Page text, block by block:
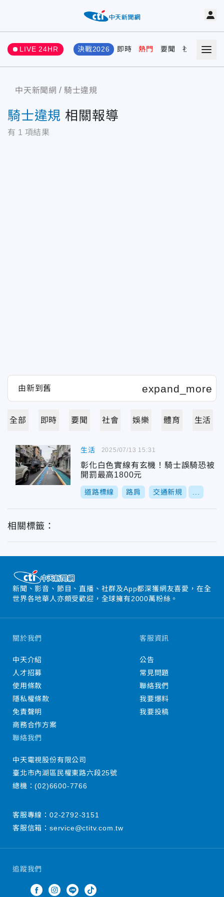
LIVE 24HR 決戰2026 即時 熱門 要聞 社會 娛樂
中天新聞網 騎士違規
騎士違規 相關報導
有 1 項結果
全部 即時 要聞 社會 娛樂 體育 生活
生活
彰化白色實線有玄機！騎士誤騎恐被
開罰最高1800元
道路標線 路肩 交通新規
2025/07/13 15:31
相關標籤：
新聞、影音、節目、直播、社群及App都深獲網友喜愛，在全
世界各地華人亦頗受歡迎，全球擁有2000萬粉絲。
追蹤我們
關於我們
中天介紹
人才招募
使用條款
隱私權條款
免責聲明
商務合作方案
客服資訊
公告
常見問題
聯絡我們
我要爆料
我要投稿
聯絡我們
中天電視股份有限公司
臺北市內湖區民權東路六段25號
總機：(02)6600-7766
客服專線： 02-2792-3151
客服信箱： service@ctitv.com.tw